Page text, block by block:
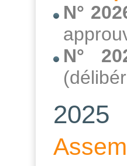
N°
N°
2025